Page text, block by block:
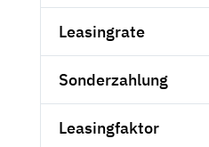
Leasingrate
Sonderzahlung
Leasingfaktor